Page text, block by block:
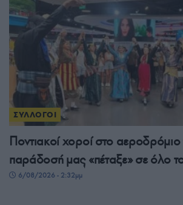
ΣΥΛΛΟΓΟΙ
Ποντιακοί χοροί στο
παράδοσή μας «πέταξε» σε όλο
6/08/2026 - 2:32μμ